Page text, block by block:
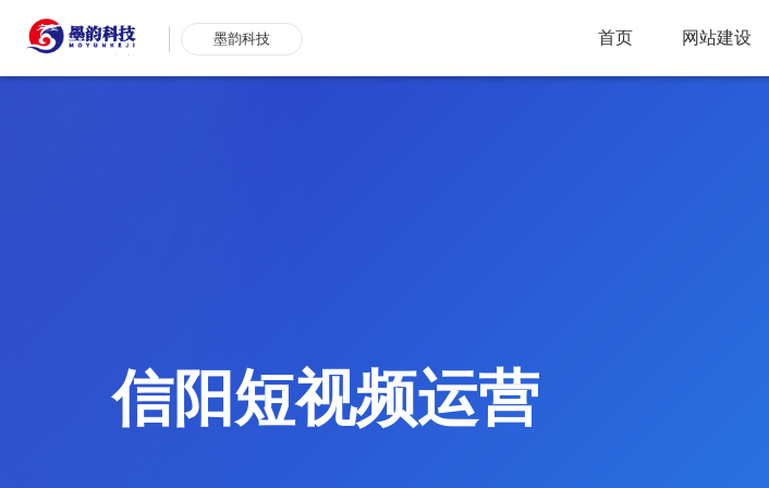
墨韵科技 首页 网站建设
信阳短视频运营